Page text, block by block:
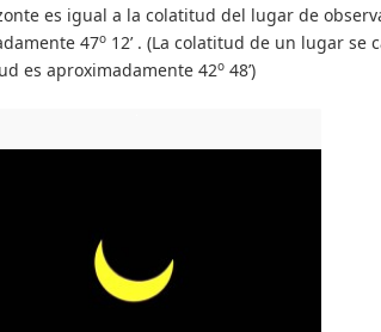
es igual a la colatitud del lugar de
47o 12’ . (La colatitud de un lugar se
es aproximadamente 42o 48’)